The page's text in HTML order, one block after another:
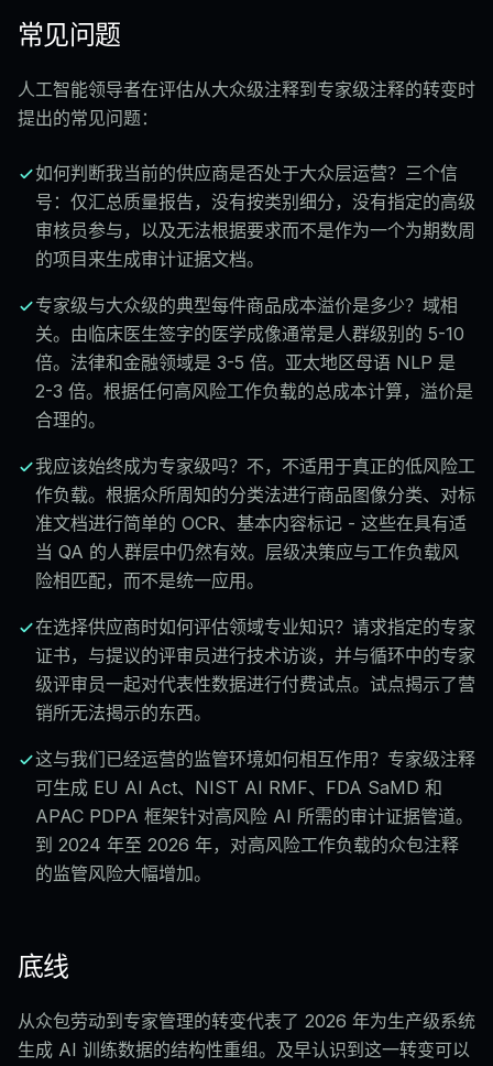
常见问题
人工智能领导者在评估从大众级注释到专家级注释的转变时
提出的常见问题：
如何判断我当前的供应商是否处于大众层运营？三个信
号：仅汇总质量报告，没有按类别细分，没有指定的高级
审核员参与，以及无法根据要求而不是作为一个为期数周
的项目来生成审计证据文档。
专家级与大众级的典型每件商品成本溢价是多少？域相
关。由临床医生签字的医学成像通常是人群级别的 5-10
倍。法律和金融领域是 3-5 倍。亚太地区母语 NLP 是
2-3 倍。根据任何高风险工作负载的总成本计算，溢价是
合理的。
我应该始终成为专家级吗？不，不适用于真正的低风险工
作负载。根据众所周知的分类法进行商品图像分类、对标
准文档进行简单的 OCR、基本内容标记 - 这些在具有适
当 QA 的人群层中仍然有效。层级决策应与工作负载风
险相匹配，而不是统一应用。
在选择供应商时如何评估领域专业知识？请求指定的专家
证书，与提议的评审员进行技术访谈，并与循环中的专家
级评审员一起对代表性数据进行付费试点。试点揭示了营
销所无法揭示的东西。
这与我们已经运营的监管环境如何相互作用？专家级注释
可生成 EU AI Act、NIST AI RMF、FDA SaMD 和
APAC PDPA 框架针对高风险 AI 所需的审计证据管道。
到 2024 年至 2026 年，对高风险工作负载的众包注释
的监管风险大幅增加。
底线
从众包劳动到专家管理的转变代表了 2026 年为生产级系统
生成 AI 训练数据的结构性重组。及早认识到这一转变可以